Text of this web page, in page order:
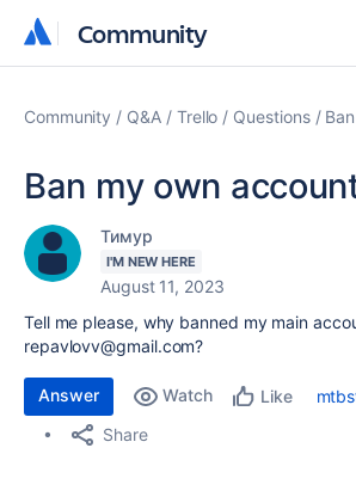
Community
Community
Community Q&A Trello Questions
Ban my own
Тимур
I'M NEW HERE
August 11, 2023
Tell me please, why banned my main
repavlovv@gmail.com?
Answer Watch Like
Share